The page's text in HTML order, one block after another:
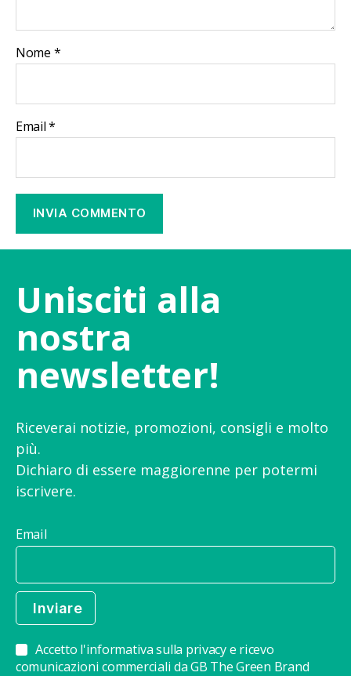
Nome *
Email*
Unisciti alla
nostra
newsletter!
Riceverai notizie, promozioni, consigli e molto
più.
Dichiaro di essere maggiorenne per potermi
iscrivere.
Email
Accetto l'informativa sulla privacy e ricevo
comunicazioni commerciali da GB The Green Brand